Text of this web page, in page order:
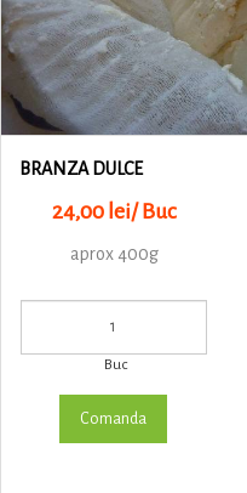
BRANZA DULCE
24,00 lei/ Buc
aprox 400g
Buc